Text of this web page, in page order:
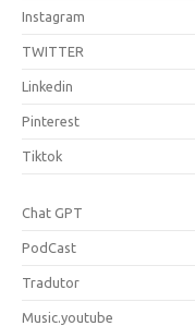
Instagram
TWITTER
Linkedin
Pinterest
Tiktok
Chat GPT
PodCast
Tradutor
Music.youtube